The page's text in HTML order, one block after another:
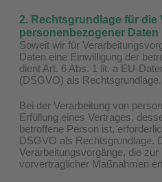
2. Rechtsgrundlage für die
personenbezogener Daten
Soweit wir für
Daten eine Einwilligung der
dient Art. 6 Abs. 1 lit. a EU-
(DSGVO) als Rechtsgrundlage.
Bei der Verarbeitung von
Erfüllung eines Vertrages,
betroffene Person ist,
DSGVO als Rechtsgrundlage.
Verarbeitungsvorgänge, die zur
vorvertraglicher Maßnahmen